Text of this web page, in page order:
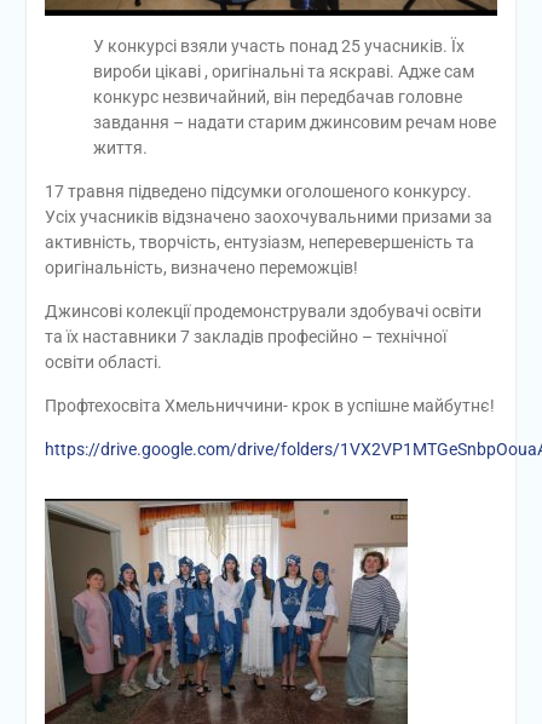
У конкурсі взяли участь понад 25 учасників. Їх
вироби цікаві , оригінальні та яскраві. Адже сам
конкурс незвичайний, він передбачав головне
завдання – надати старим джинсовим речам нове
життя.
17 травня підведено підсумки оголошеного конкурсу.
Усіх учасників відзначено заохочувальними призами за
активність, творчість, ентузіазм, неперевершеність та
оригінальність, визначено переможців!
Джинсові колекції продемонстрували здобувачі освіти
та їх наставники 7 закладів професійно – технічної
освіти області.
Профтехосвіта Хмельниччини- крок в успішне майбутнє!
https://drive.google.com/drive/folders/